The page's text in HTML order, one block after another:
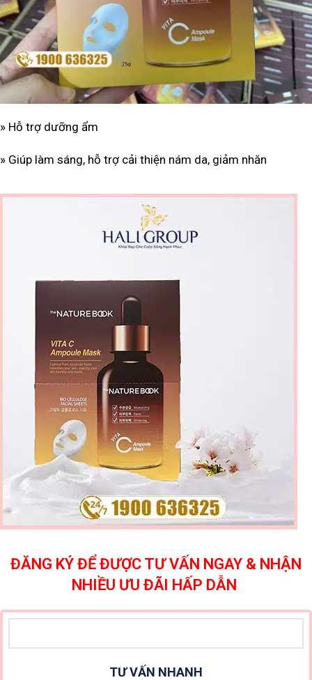
» Hỗ trợ dưỡng ẩm
» Giúp làm sáng, hỗ trợ cải thiện nám da, giảm nhăn
ĐĂNG KÝ ĐỂ ĐƯỢC TƯ VẤN NGAY & NHẬN
NHIỀU ƯU ĐÃI HẤP DẪN
TƯ VẤN NHANH